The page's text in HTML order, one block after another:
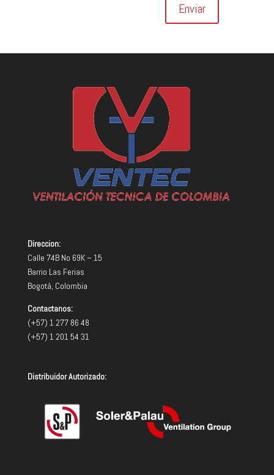
Enviar
Direccion:
Calle 74B No 69K – 15
Barrio Las Ferias
Bogotá, Colombia
Contactanos:
(+57) 1 277 86 48
(+57) 1 201 54 31
Distribuidor Autorizado: